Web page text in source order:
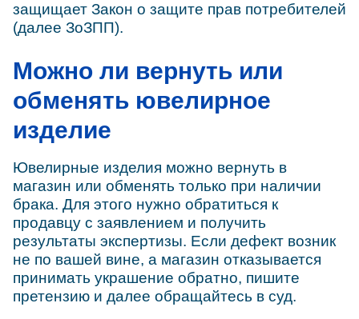
защищает Закон о защите прав потребителей
(далее ЗоЗПП).
Можно ли вернуть или
обменять ювелирное
изделие
Ювелирные изделия можно вернуть в
магазин или обменять только при наличии
брака. Для этого нужно обратиться к
продавцу с заявлением и получить
результаты экспертизы. Если дефект возник
не по вашей вине, а магазин отказывается
принимать украшение обратно, пишите
претензию и далее обращайтесь в суд.